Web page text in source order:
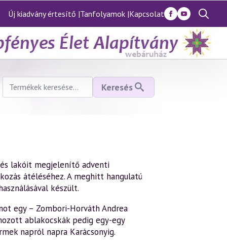
Új kiadvány értesítő |Tanfolyamok |Kapcsolat
Search
for:
Keresés
következőre:
Keresés
lakóit megjelenítő adventi
átéléséhez. A meghitt hangulatú
készült.
egy – Zombori-Horváth Andrea
ablakocskák pedig egy-egy
napról napra Karácsonyig.